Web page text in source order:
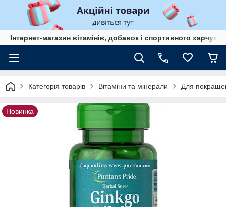
Інтернет-магазин вітамінів, добавок і спортивного
Категорія товарів Вітаміни та мінерали Для
Новинка